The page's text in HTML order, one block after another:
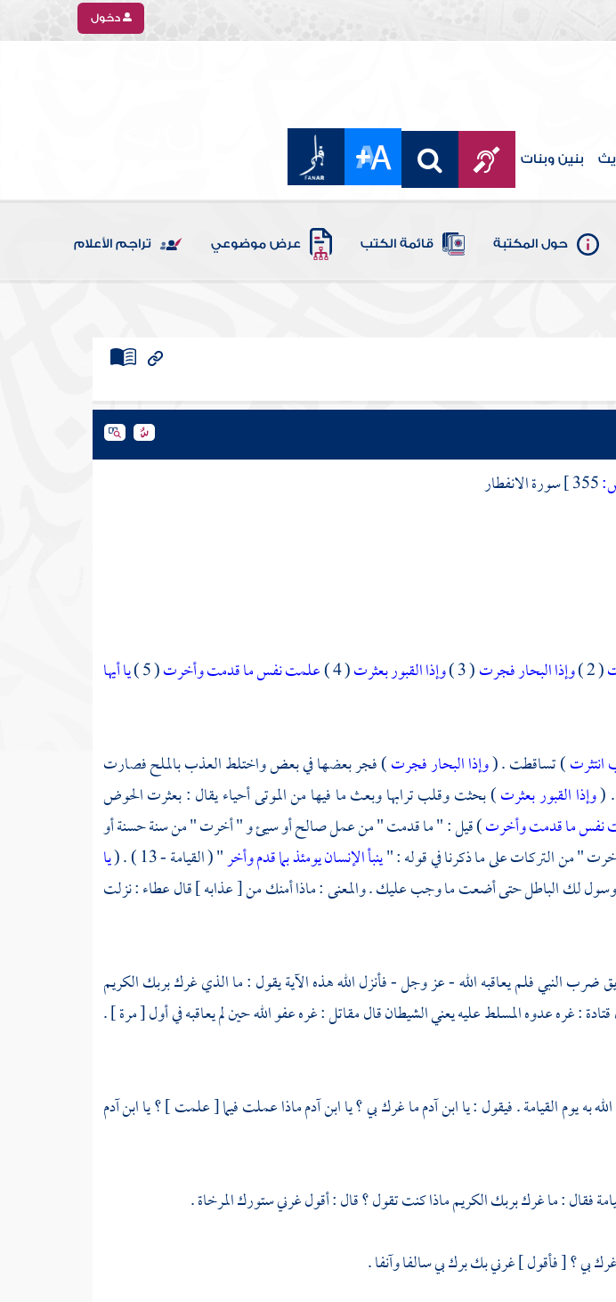
دخول
بنين وبنات
حول المكتبة قائمة الكتب عرض موضوعي تراجم الأعلام
سورة الانفطار
( 2 ) وإذا البحار فجرت( 3 ) وإذا القبور بعثرت( 4 ) علمت نفس ما قدمت وأخرت( 5 )
يا أيها
انتثرت) تساقطت . (وإذا البحار فجرت) فجر بعضها في بعض واختلط العذب بالملح فصارت
(وإذا القبور بعثرت) بحثت وقلب ترابها وبعث ما فيها من الموتى أحياء يقال : بعثرت الحوض
نفس ما قدمت وأخرت) قيل : " ما قدمت " من عمل صالح أو سيئ و " أخرت " من سنة حسنة أو
" من التركات على ما ذكرنا في قوله : "ينبأ الإنسان يومئذ بما قدم وأخر" ( القيامة - 13 ) . (
يا
لك الباطل حتى أضعت ما وجب عليك . والمعنى : ماذا أمنك من [ عذابه ] قالعطاء: نزلت
ضرب النبي فلم يعاقبه الله - عز وجل - فأنزل الله هذه الآية يقول : ما الذي غرك بربك الكريم
قتادة: غره عدوه المسلط عليه يعني الشيطان قالمقاتل: غره عفو الله حين لم يعاقبه في أول [ مرة ] .
به يوم القيامة . فيقول : يا ابن آدم ما غرك بي ؟ يا ابن آدم ماذا عملت فيما [ علمت ] ؟ يا ابن آدم
فقال : ما غرك بربك الكريم ماذا كنت تقول ؟ قال : أقول غرني ستورك المرخاة .
بي ؟ [ فأقول ] غرني بك برك بي سالفا وآنفا .